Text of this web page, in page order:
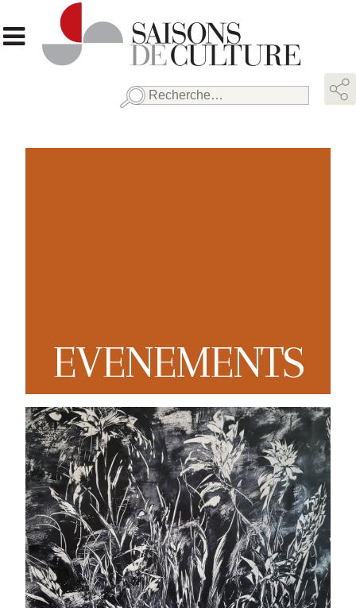
Rechercher :
EVENEMENTS